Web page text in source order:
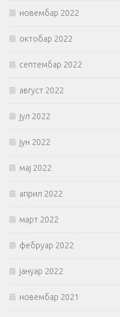
новембар 2022
октобар 2022
септембар 2022
август 2022
јул 2022
јун 2022
мај 2022
април 2022
март 2022
фебруар 2022
јануар 2022
новембар 2021